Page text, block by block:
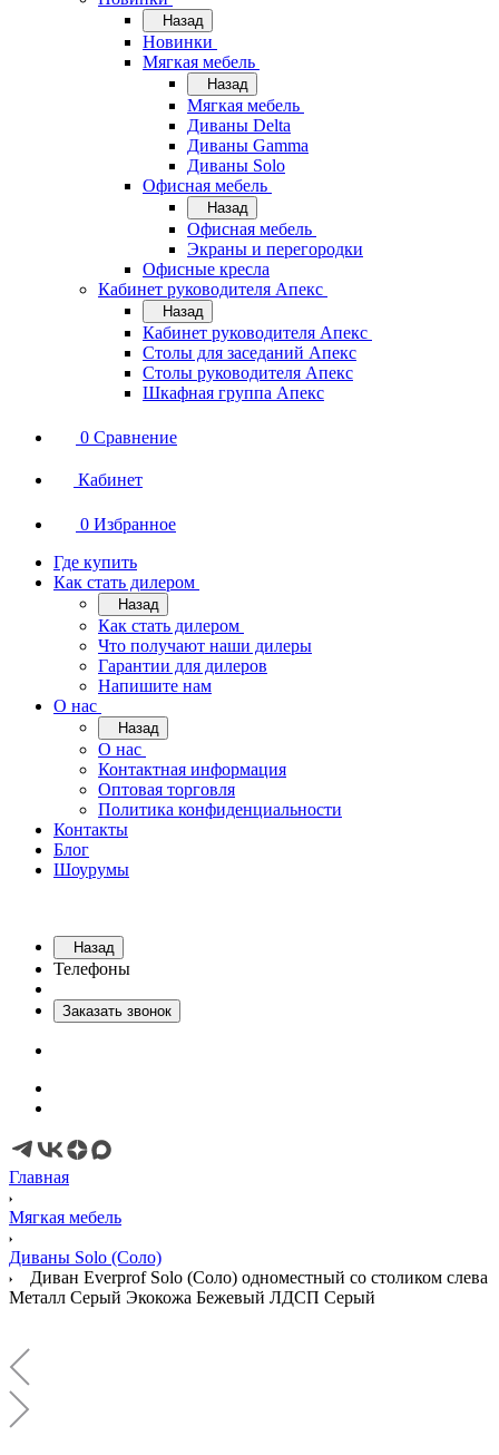
Назад
Новинки
Мягкая мебель
Назад
Мягкая мебель
Диваны Delta
Диваны Gamma
Диваны Solo
Офисная мебель
Назад
Офисная мебель
Экраны и перегородки
Офисные кресла
Кабинет руководителя Апекс
Назад
Кабинет руководителя Апекс
Столы для заседаний Апекс
Столы руководителя Апекс
Шкафная группа Апекс
0 Сравнение
Кабинет
0 Избранное
Где купить
Как стать дилером
Назад
Как стать дилером
Что получают наши дилеры
Гарантии для дилеров
Напишите нам
О нас
Назад
О нас
Контактная информация
Оптовая торговля
Политика конфиденциальности
Контакты
Блог
Шоурумы
Назад
Телефоны
Заказать звонок
Главная
Мягкая мебель
Диваны Solo (Соло)
Диван Everprof Solo (Соло) одноместный со столиком слева
Металл Серый Экокожа Бежевый ЛДСП Серый